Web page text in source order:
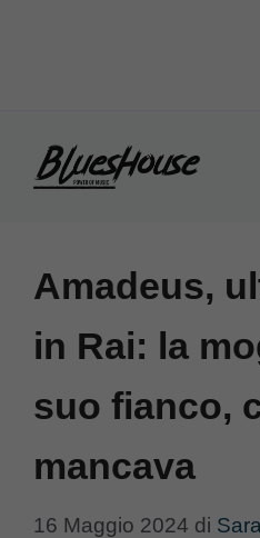
Amadeus,
in Rai: la
suo fianco,
mancava
16 Maggio 2024 di